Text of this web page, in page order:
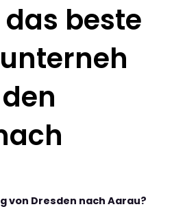
beste
von Dresden nach Aarau?